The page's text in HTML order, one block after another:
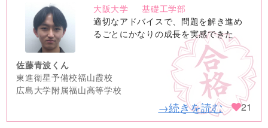
no
image
大阪大学
基礎工学部
適切なアドバイスで、問題を解き進め
るごとにかなりの成長を実感できた
佐藤青波くん
東進衛星予備校福山霞校
広島大学附属福山高等学校
→続きを読む 21